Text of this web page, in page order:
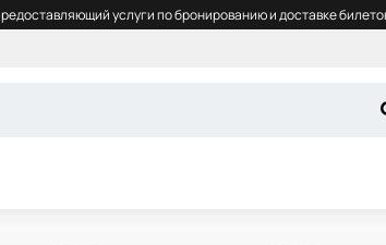
услуги по бронированию и доставке